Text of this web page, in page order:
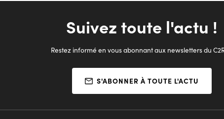
Suivez toute l'actu !
Restez informé en vous abonnant aux newsletters du
S'ABONNER À TOUTE L'ACTU